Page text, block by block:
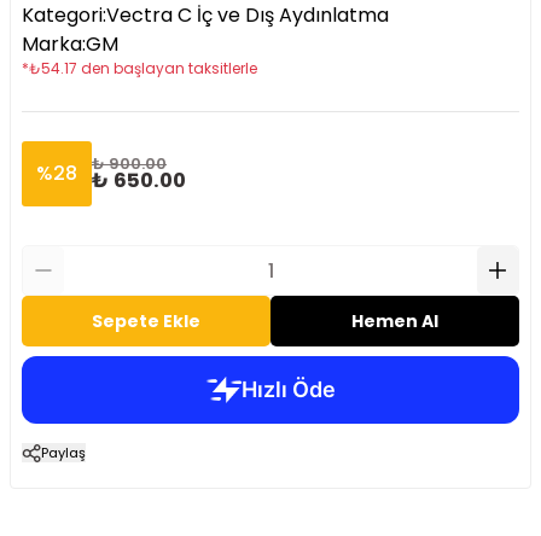
Kategori:Vectra C İç ve Dış Aydınlatma
Marka:GM
*₺54.17 den başlayan taksitlerle
%28 ₺ 900.00
₺ 650.00
Sepete Ekle Hemen Al
Paylaş